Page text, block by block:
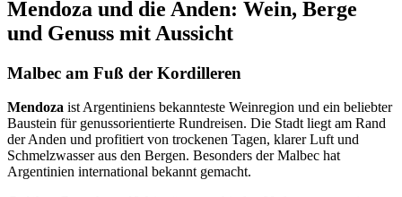
Mendoza und die Anden: Wein, Berge
und Genuss mit Aussicht
Malbec am Fuß der Kordilleren
Mendoza ist Argentiniens bekannteste Weinregion und ein beliebter
Baustein für genussorientierte Rundreisen. Die Stadt liegt am Rand
der Anden und profitiert von trockenen Tagen, klarer Luft und
Schmelzwasser aus den Bergen. Besonders der Malbec hat
Argentinien international bekannt gemacht.